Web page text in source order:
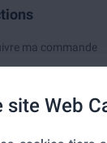
Web
ma commande